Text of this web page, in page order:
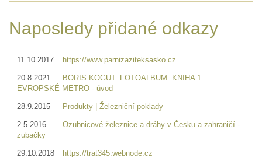
Naposledy přidané odkazy
11.10.2017 https://www.parnizaziteksasko.cz
20.8.2021
BORIS KOGUT. FOTOALBUM. KNIHA 1
EVROPSKÉ METRO - úvod
28.9.2015 Produkty | Železniční poklady
2.5.2016
Ozubnicové železnice a dráhy v Česku a zahraničí -
zubačky
29.10.2018 https://trat345.webnode.cz